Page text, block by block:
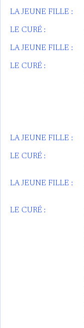
LA JEUNE FILLE :
LE CURÉ :
LA JEUNE FILLE :
LE CURÉ :
LA JEUNE FILLE :
LE CURÉ :
LA JEUNE FILLE :
LE CURÉ :